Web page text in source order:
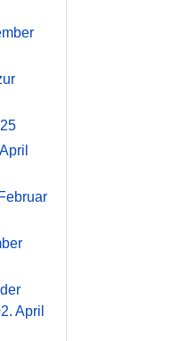
April